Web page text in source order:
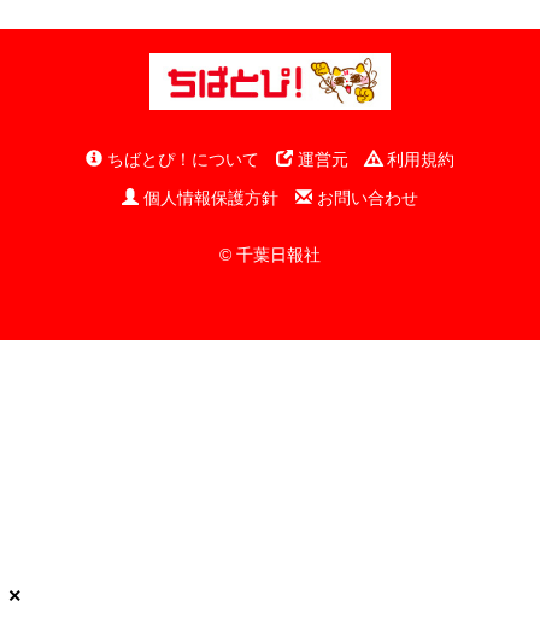
ちばとぴ！について 運営元
利用規約
個人情報保護方針
お問い合わせ
© 千葉日報社
×